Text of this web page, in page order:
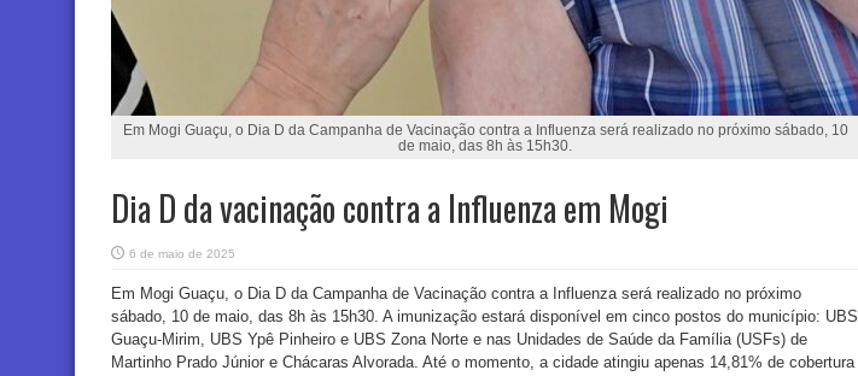
Em Mogi Guaçu, o Dia D da Campanha de Vacinação contra a Influenza será realizado no próximo sábado, 10
de maio, das 8h às 15h30.
Dia D da vacinação contra a Influenza em Mogi
6 de maio de 2025
Em Mogi Guaçu, o Dia D da Campanha de Vacinação contra a Influenza será realizado no próximo
sábado, 10 de maio, das 8h às 15h30. A imunização estará disponível em cinco postos do município: UBS
Guaçu-Mirim, UBS Ypê Pinheiro e UBS Zona Norte e nas Unidades de Saúde da Família (USFs) de
Martinho Prado Júnior e Chácaras Alvorada. Até o momento, a cidade atingiu apenas 14,81% de cobertura